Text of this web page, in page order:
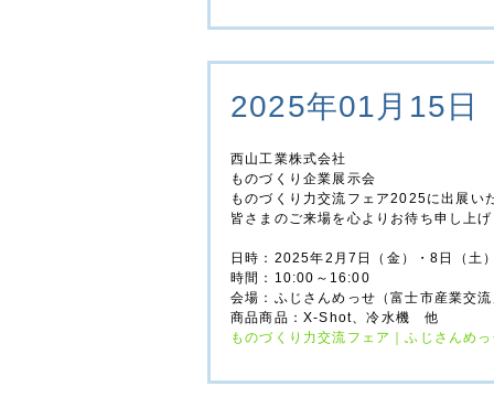
2025年01月15日
西山工業株式会社
ものづくり企業展示会
ものづくり力交流フェア2025に出展い
皆さまのご来場を心よりお待ち申し上
日時：2025年2月7日（金）・8日（土
時間：10:00～16:00
会場：ふじさんめっせ（富士市産業交
商品商品：X-Shot、冷水機 他
ものづくり力交流フェア｜ふじさんめ